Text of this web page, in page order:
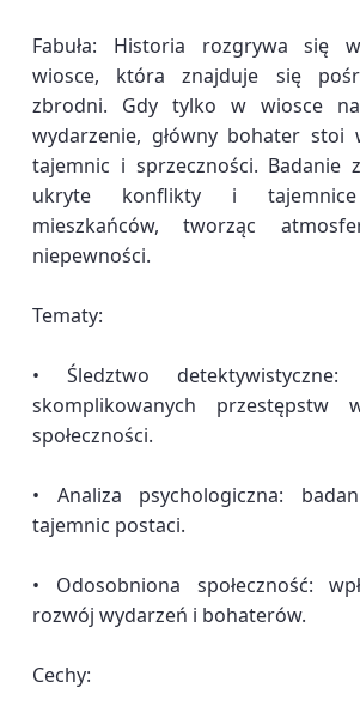
Fabuła: Historia rozgrywa się
wiosce, która znajduje się
zbrodni. Gdy tylko w wiosce
wydarzenie, główny bohater stoi
tajemnic i sprzeczności. Badanie
ukryte konflikty i tajemnice
mieszkańców, tworząc
niepewności.
Tematy:
• Śledztwo detektywistyczne:
skomplikowanych przestępstw
społeczności.
• Analiza psychologiczna:
tajemnic postaci.
• Odosobniona społeczność:
rozwój wydarzeń i bohaterów.
Cechy: